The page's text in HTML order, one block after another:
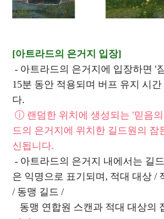
[아트라드의 은거지 입장]
- 아트라드의 은거지에 입장하면 '
15분 동안 적용되며 버프 유지 시
다.
ⓘ 랜덤한 위치에 생성되는 '믿음
드의 은거지에 위치한 길드원의 잠
신됩니다.
- 아트라드의 은거지 내에서는 길
은 익명으로 표기되며, 적대 대상 /
/ 동맹 길드 /
동맹 연합원 스캔과 적대 대상의